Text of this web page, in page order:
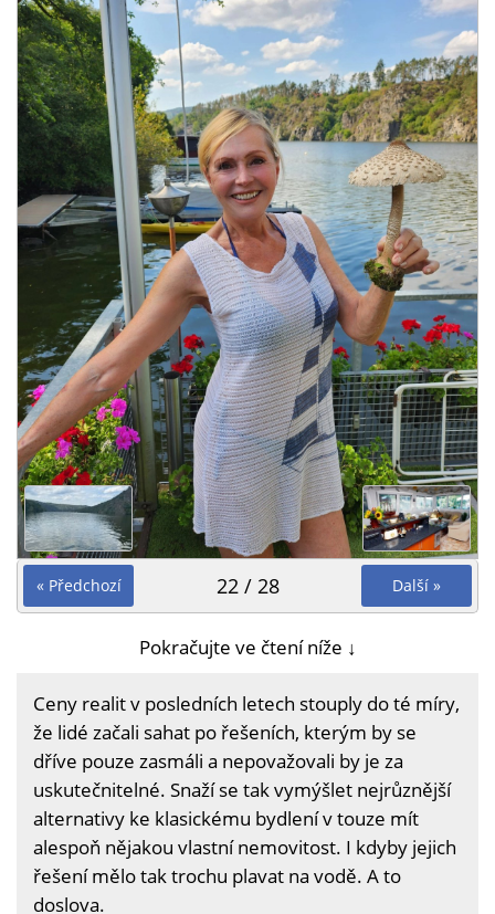
« Předchozí Další »
22 / 28
Pokračujte ve čtení níže ↓
Ceny realit v posledních letech stouply do té míry,
že lidé začali sahat po řešeních, kterým by se
dříve pouze zasmáli a nepovažovali by je za
uskutečnitelné. Snaží se tak vymýšlet nejrůznější
alternativy ke klasickému bydlení v touze mít
alespoň nějakou vlastní nemovitost. I kdyby jejich
řešení mělo tak trochu plavat na vodě. A to
doslova.